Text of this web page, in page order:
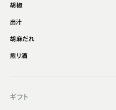
胡椒
出汁
胡麻だれ
煎り酒
ギフト